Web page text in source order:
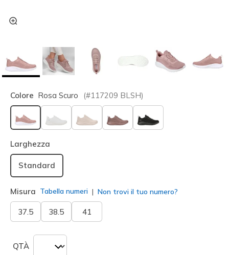
Colore Rosa Scuro (#117209 BLSH)
selezionato
Larghezza
Standard
Misura Tabella numeri Non trovi il tuo numero?
37.5 38.5 41
QTÀ